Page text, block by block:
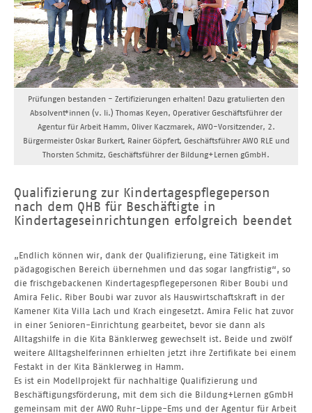
Prüfungen bestanden - Zertifizierungen erhalten! Dazu gratulierten den
Absolvent*innen (v. li.) Thomas Keyen, Operativer Geschäftsführer der
Agentur für Arbeit Hamm, Oliver Kaczmarek, AWO-Vorsitzender, 2.
Bürgermeister Oskar Burkert, Rainer Göpfert, Geschäftsführer AWO RLE und
Thorsten Schmitz, Geschäftsführer der Bildung+Lernen gGmbH.
Qualifizierung zur Kindertagespflegeperson
nach dem QHB für Beschäftigte in
Kindertageseinrichtungen erfolgreich beendet
„Endlich können wir, dank der Qualifizierung, eine Tätigkeit im
pädagogischen Bereich übernehmen und das sogar langfristig“, so
die frischgebackenen Kindertagespflegepersonen Riber Boubi und
Amira Felic. Riber Boubi war zuvor als Hauswirtschaftskraft in der
Kamener Kita Villa Lach und Krach eingesetzt. Amira Felic hat zuvor
in einer Senioren-Einrichtung gearbeitet, bevor sie dann als
Alltagshilfe in die Kita Bänklerweg gewechselt ist. Beide und zwölf
weitere Alltagshelferinnen erhielten jetzt ihre Zertifikate bei einem
Festakt in der Kita Bänklerweg in Hamm.
Es ist ein Modellprojekt für nachhaltige Qualifizierung und
Beschäftigungsförderung, mit dem sich die Bildung+Lernen gGmbH
gemeinsam mit der AWO Ruhr-Lippe-Ems und der Agentur für Arbeit